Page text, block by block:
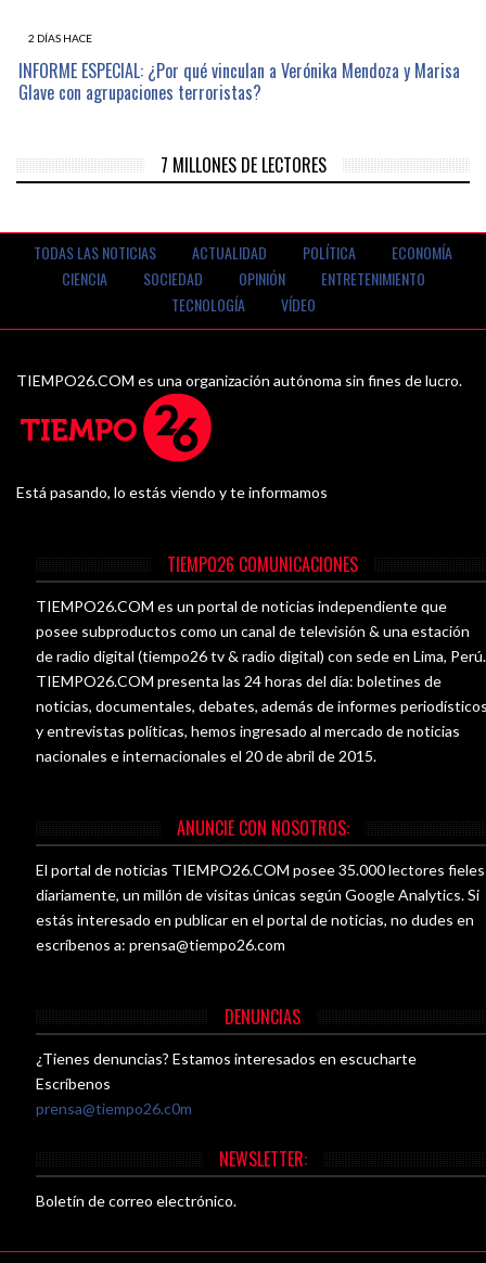
2 DÍAS HACE
INFORME ESPECIAL: ¿Por qué vinculan a Verónika Mendoza y Marisa
Glave con agrupaciones terroristas?
7 MILLONES DE LECTORES
TODAS LAS NOTICIAS ACTUALIDAD POLÍTICA
ECONOMÍA
CIENCIA
SOCIEDAD OPINIÓN
ENTRETENIMIENTO
TECNOLOGÍA
VÍDEO
TIEMPO26.COM es una organización autónoma sin fines de lucro.
Está pasando, lo estás viendo y te informamos
TIEMPO26 COMUNICACIONES
TIEMPO26.COM es un portal de noticias independiente que
posee subproductos como un canal de televisión & una estación
de radio digital (tiempo26 tv & radio digital) con sede en Lima, Perú.
TIEMPO26.COM presenta las 24 horas del día: boletines de
noticias, documentales, debates, además de informes
y entrevistas políticas, hemos ingresado al mercado de noticias
nacionales e internacionales el 20 de abril de 2015.
ANUNCIE CON NOSOTROS:
El portal de noticias TIEMPO26.COM posee 35.000 lectores fieles
diariamente, un millón de visitas únicas según Google Analytics. Si
estás interesado en publicar en el portal de noticias, no dudes en
escríbenos a:prensa@tiempo26.com
DENUNCIAS
¿Tienes denuncias? Estamos interesados en escucharte
Escríbenos
prensa@tiempo26.c0m
NEWSLETTER:
Boletín de correo electrónico.